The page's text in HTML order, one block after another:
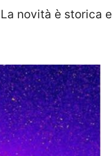
novità è storica e